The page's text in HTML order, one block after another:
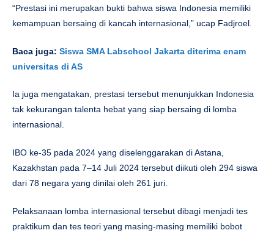
“Prestasi ini merupakan bukti bahwa siswa Indonesia memiliki
kemampuan bersaing di kancah internasional,” ucap Fadjroel.
Baca juga: Siswa SMA Labschool Jakarta diterima enam
universitas di AS
Ia juga mengatakan, prestasi tersebut menunjukkan Indonesia
tak kekurangan talenta hebat yang siap bersaing di lomba
internasional.
IBO ke-35 pada 2024 yang diselenggarakan di Astana,
Kazakhstan pada 7–14 Juli 2024 tersebut diikuti oleh 294 siswa
dari 78 negara yang dinilai oleh 261 juri.
Pelaksanaan lomba internasional tersebut dibagi menjadi tes
praktikum dan tes teori yang masing-masing memiliki bobot